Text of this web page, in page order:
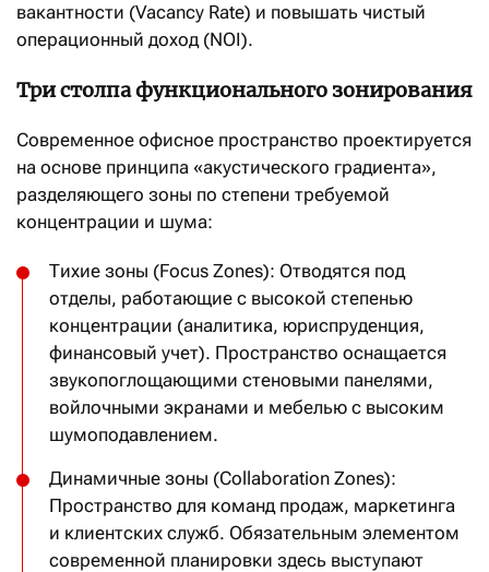
вакантности (Vacancy Rate) и повышать чистый
операционный доход (NOI).
Три столпа функционального зонирования
Современное офисное пространство проектируется
на основе принципа «акустического градиента»,
разделяющего зоны по степени требуемой
концентрации и шума:
Тихие зоны (Focus Zones): Отводятся под
отделы, работающие с высокой степенью
концентрации (аналитика, юриспруденция,
финансовый учет). Пространство оснащается
звукопоглощающими стеновыми панелями,
войлочными экранами и мебелью с высоким
шумоподавлением.
Динамичные зоны (Collaboration Zones):
Пространство для команд продаж, маркетинга
и клиентских служб. Обязательным элементом
современной планировки здесь выступают